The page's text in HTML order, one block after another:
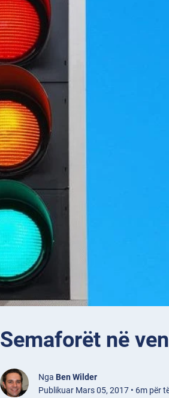
Semaforët në
Nga Ben Wilder
Publikuar Mars 05, 2017 • 6m për